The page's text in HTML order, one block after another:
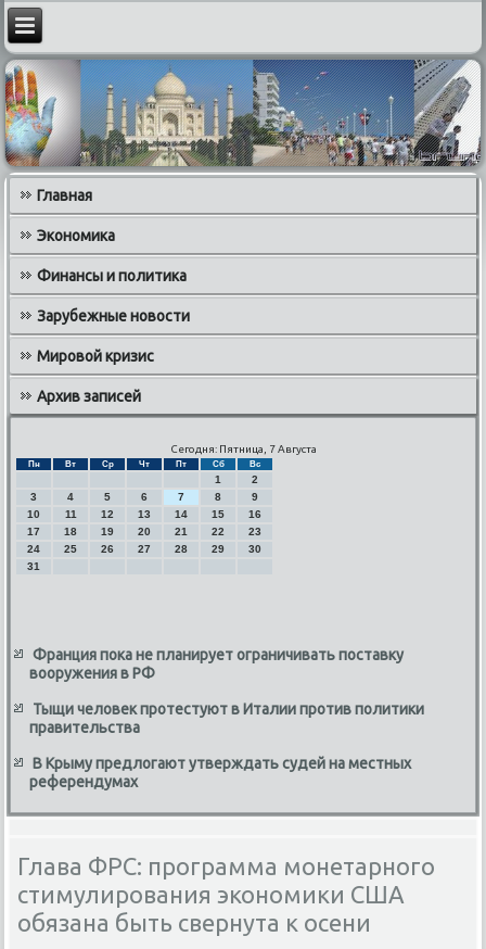
Главная
Экономика
Финансы и политика
Зарубежные новости
Мировой кризис
Архив записей
Сегодня: Пятница, 7 Августа
Пн Вт Ср Чт Пт Сб Вс
1
2
3
4 5 6 7 8
9
10
11 12 13 14 15
16
17
18 19 20 21 22
23
24
25 26 27 28 29
30
31
Франция пока не планирует ограничивать поставку
вооружения в РФ
Тыщи человек протестуют в Италии против политики
правительства
В Крыму предлогают утверждать судей на местных
референдумах
Глава ФРС: программа монетарного
стимулирования экономики США
обязана быть свернута к осени